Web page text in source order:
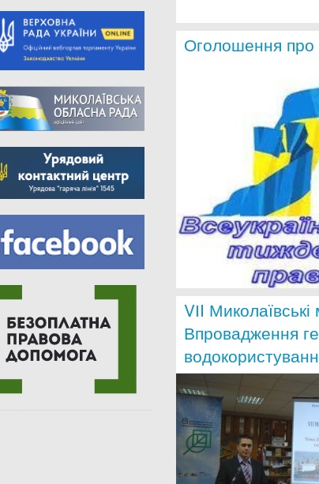
Оголошення про
VІI
Впровадження